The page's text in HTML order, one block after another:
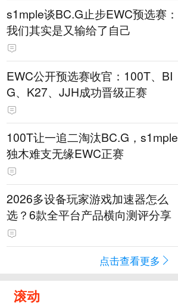
s1mple谈BC.G止步EWC预选赛：
我们其实是又输给了自己
EWC公开预选赛收官：100T、BI
G、K27、JJH成功晋级正赛
100T让一追二淘汰BC.G，s1mple
独木难支无缘EWC正赛
2026多设备玩家游戏加速器怎么
选？6款全平台产品横向测评分享
点击查看更多
滚动